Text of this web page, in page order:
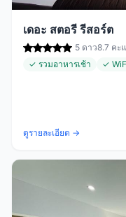
เดอะ สตอรี รีสอร์ต
5 ดาว8.7 คะ
✓ รวมอาหารเช้า
✓
ดูรายละเอียด →